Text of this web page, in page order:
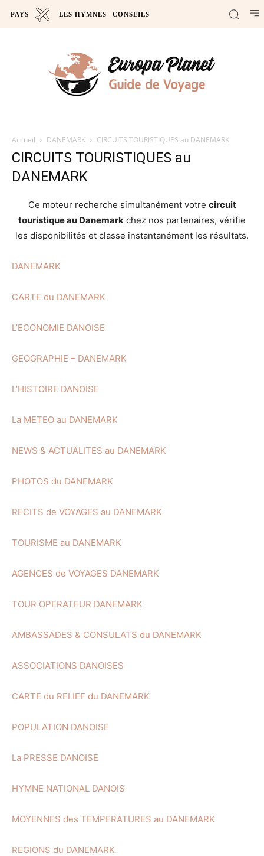
PAYS LES HYMNES CONSEILS
Accueil DANEMARK CIRCUITS TOURISTIQUES au DANEMARK
CIRCUITS TOURISTIQUES au
DANEMARK
Ce moteur recherche simultanément votre circuit
touristique au Danemark chez nos partenaires, vérifie
les disponibilités et classe instantanément les résultats.
DANEMARK
CARTE du DANEMARK
L’ECONOMIE DANOISE
GEOGRAPHIE – DANEMARK
L’HISTOIRE DANOISE
La METEO au DANEMARK
NEWS & ACTUALITES au DANEMARK
PHOTOS du DANEMARK
RECITS de VOYAGES au DANEMARK
TOURISME au DANEMARK
AGENCES de VOYAGES DANEMARK
TOUR OPERATEUR DANEMARK
AMBASSADES & CONSULATS du DANEMARK
ASSOCIATIONS DANOISES
CARTE du RELIEF du DANEMARK
POPULATION DANOISE
La PRESSE DANOISE
HYMNE NATIONAL DANOIS
MOYENNES des TEMPERATURES au DANEMARK
REGIONS du DANEMARK